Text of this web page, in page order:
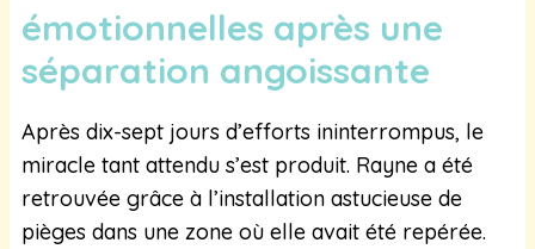
émotionnelles après une
séparation angoissante
Après dix-sept jours d’efforts ininterrompus, le
miracle tant attendu s’est produit. Rayne a été
retrouvée grâce à l’installation astucieuse de
pièges dans une zone où elle avait été repérée.